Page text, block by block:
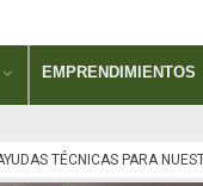
EMPRENDIMIENTOS
TÉCNICAS PARA